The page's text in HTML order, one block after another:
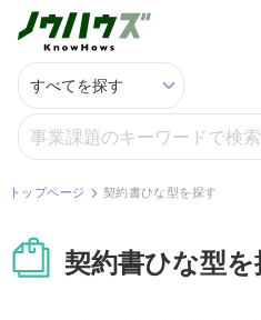
記事・コラムを読
解決策を募集する
トップページ 契約書ひな型を探す
契約書ひな型を